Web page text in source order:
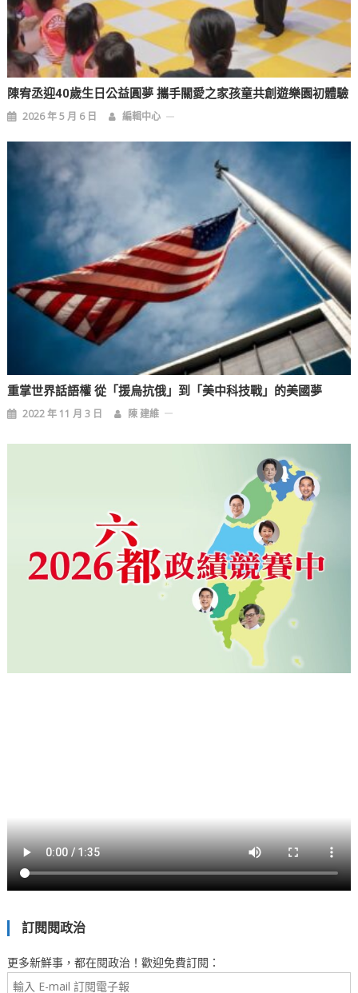
陳宥丞迎40歲生日公益圓夢 攜手關愛之家孩童共創遊樂園初體驗
2026 年 5 月 6 日 編輯中心
重掌世界話語權 從「援烏抗俄」到「美中科技戰」的美國夢
2022 年 11 月 3 日 陳 建維
訂閱閱政治
更多新鮮事，都在閱政治！歡迎免費訂閱：